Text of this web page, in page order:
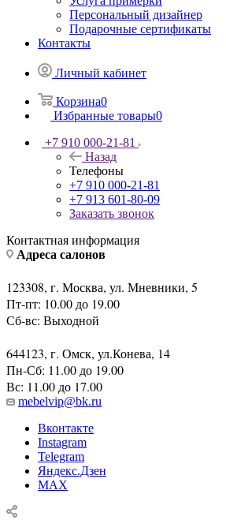
Услуга хранения товара
Услуга примерки
Персональный дизайнер
Контакты
Личный кабинет
Избранные товары
+7 910 000-21-81
Назад
Телефоны
+7 910 000-21-81
Заказать звонок
Адреса салонов
123308, г. Москва, ул. Мневники, 5
Пт-пт: 10.00 до 19.00
Сб-вс: Выходной
644123, г. Омск, ул.Конева, 14
Пн-Сб: 11.00 до 19.00
mebelvip@bk.ru
Вконтакте
Instagram
Telegram